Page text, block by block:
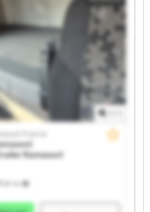
France
Ramassot